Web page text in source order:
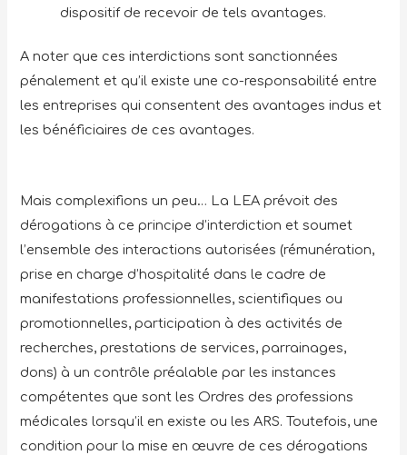
dispositif de recevoir de tels avantages.
A noter que ces interdictions sont sanctionnées
pénalement et qu’il existe une co-responsabilité entre
les entreprises qui consentent des avantages indus et
les bénéficiaires de ces avantages.
Mais complexifions un peu… La LEA prévoit des
dérogations à ce principe d’interdiction et soumet
l’ensemble des interactions autorisées (rémunération,
prise en charge d’hospitalité dans le cadre de
manifestations professionnelles, scientifiques ou
promotionnelles, participation à des activités de
recherches, prestations de services, parrainages,
dons) à un contrôle préalable par les instances
compétentes que sont les Ordres des professions
médicales lorsqu’il en existe ou les ARS. Toutefois, une
condition pour la mise en œuvre de ces dérogations